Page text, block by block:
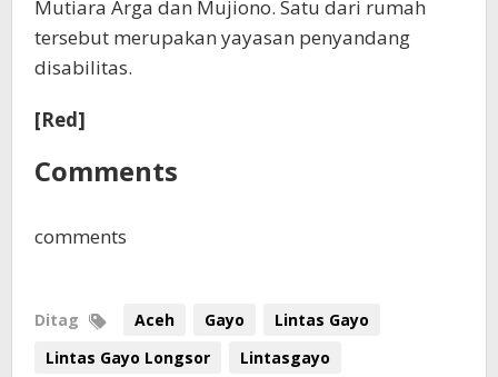
Mutiara Arga dan Mujiono. Satu dari rumah
tersebut merupakan yayasan penyandang
disabilitas.
[Red]
Comments
comments
Ditag Aceh Gayo
Lintas Gayo
Lintas Gayo Longsor
Lintasgayo